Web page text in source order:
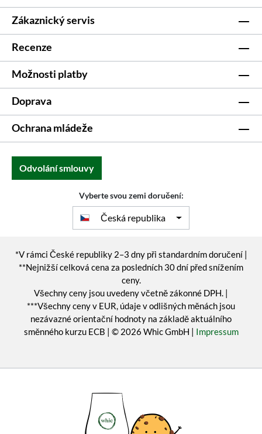
Zákaznický servis
Recenze
Možnosti platby
Doprava
Ochrana mládeže
Odvolání smlouvy
Vyberte svou zemi doručení:
Česká republika
*V rámci České republiky 2–3 dny při standardním doručení |
**Nejnižší celková cena za posledních 30 dní před snížením
ceny.
Všechny ceny jsou uvedeny včetně zákonné DPH. |
***Všechny ceny v EUR, údaje v odlišných měnách jsou
nezávazné orientační hodnoty na základě aktuálního
směnného kurzu ECB | © 2026 Whic GmbH | Impressum